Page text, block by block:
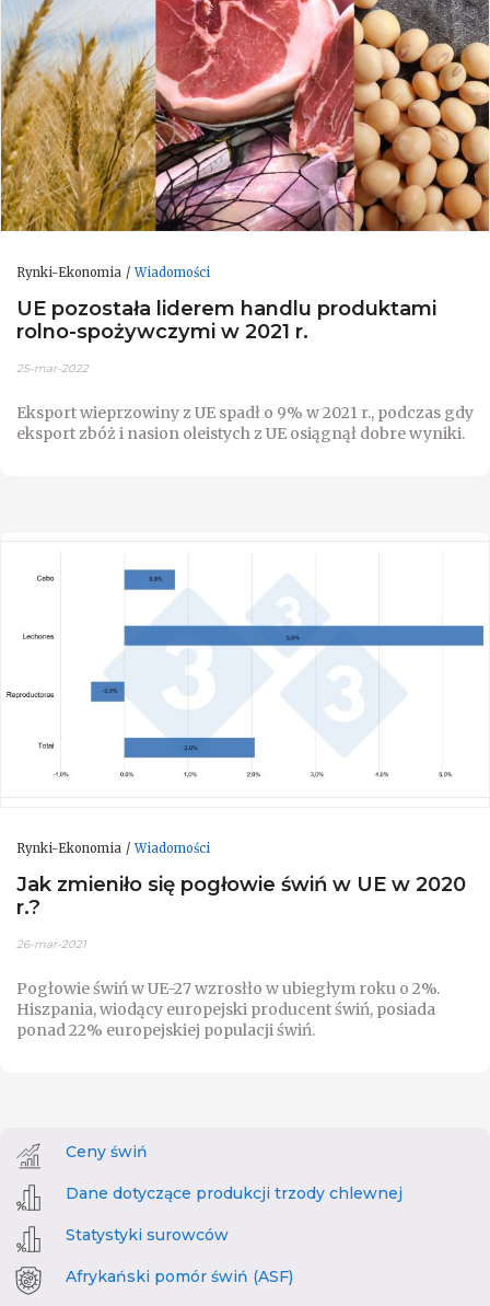
Rynki-Ekonomia Wiadomości
UE pozostała liderem handlu produktami
rolno-spożywczymi w 2021 r.
25-mar-2022
Eksport wieprzowiny z UE spadł o 9% w 2021 r., podczas gdy
eksport zbóż i nasion oleistych z UE osiągnął dobre wyniki.
Rynki-Ekonomia Wiadomości
Jak zmieniło się pogłowie świń w UE w 2020
r.?
26-mar-2021
Pogłowie świń w UE-27 wzrosłło w ubiegłym roku o 2%.
Hiszpania, wiodący europejski producent świń, posiada
ponad 22% europejskiej populacji świń.
Ceny świń
Dane dotyczące produkcji trzody chlewnej
Statystyki surowców
Afrykański pomór świń (ASF)